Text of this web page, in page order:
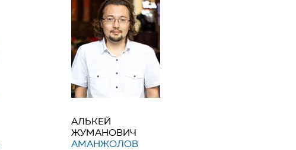
АЛЬКЕЙ
ЖУМАНОВИЧ
АМАНЖОЛОВ